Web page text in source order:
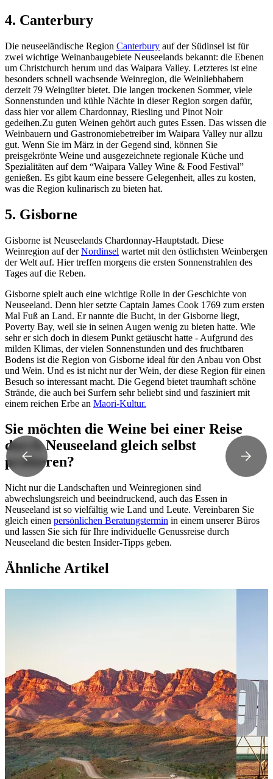
4. Canterbury
Die neuseeländische Region Canterbury auf der Südinsel ist für
zwei wichtige Weinanbaugebiete Neuseelands bekannt: die Ebenen
um Christchurch herum und das Waipara Valley. Letzteres ist eine
besonders schnell wachsende Weinregion, die Weinliebhabern
derzeit 79 Weingüter bietet. Die langen trockenen Sommer, viele
Sonnenstunden und kühle Nächte in dieser Region sorgen dafür,
dass hier vor allem Chardonnay, Riesling und Pinot Noir
gedeihen.Zu guten Weinen gehört auch gutes Essen. Das wissen die
Weinbauern und Gastronomiebetreiber im Waipara Valley nur allzu
gut. Wenn Sie im März in der Gegend sind, können Sie
preisgekrönte Weine und ausgezeichnete regionale Küche und
Spezialitäten auf dem “Waipara Valley Wine & Food Festival”
genießen. Es gibt kaum eine bessere Gelegenheit, alles zu kosten,
was die Region kulinarisch zu bieten hat.
5. Gisborne
Gisborne ist Neuseelands Chardonnay-Hauptstadt. Diese
Weinregion auf derNordinsel wartet mit den östlichsten Weinbergen
der Welt auf. Hier treffen morgens die ersten Sonnenstrahlen des
Tages auf die Reben.
Gisborne spielt auch eine wichtige Rolle in der Geschichte von
Neuseeland. Denn hier setzte Captain James Cook 1769 zum ersten
Mal Fuß an Land. Er nannte die Bucht, in der Gisborne liegt,
Poverty Bay, weil sie in seinen Augen wenig zu bieten hatte. Wie
sehr er sich doch in diesem Punkt getäuscht hatte - Aufgrund des
milden Klimas, der vielen Sonnenstunden und des fruchtbaren
Bodens ist die Region von Gisborne ideal für den Anbau von Obst
und Wein. Und es ist nicht nur der Wein, der diese Region für einen
Besuch so interessant macht. Die Gegend bietet traumhaft schöne
Strände, die auch bei Surfern sehr beliebt sind und fasziniert mit
einem reichen Erbe an Maori-Kultur.
Sie möchten die Weine bei einer Reise
durch Neuseeland gleich selbst
probieren?
Nicht nur die Landschaften und Weinregionen sind
abwechslungsreich und beeindruckend, auch das Essen in
Neuseeland ist so vielfältig wie Land und Leute. Vereinbaren Sie
gleich einen persönlichen Beratungstermin in einem unserer Büros
und lassen Sie sich für Ihre individuelle Genussreise durch
Neuseeland die besten Insider-Tipps geben.
Ähnliche Artikel